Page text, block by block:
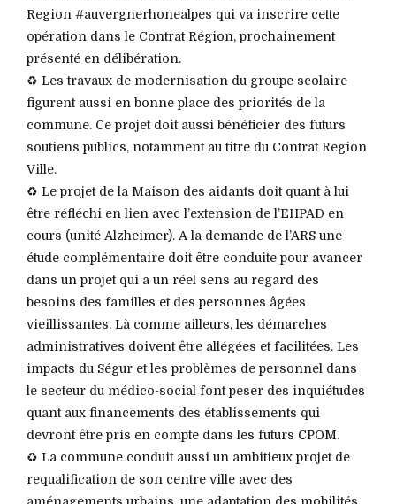
Region #auvergnerhonealpes qui va inscrire cette
opération dans le Contrat Région, prochainement
présenté en délibération.
♻️ Les travaux de modernisation du groupe scolaire
figurent aussi en bonne place des priorités de la
commune. Ce projet doit aussi bénéficier des futurs
soutiens publics, notamment au titre du Contrat Region
Ville.
♻️ Le projet de la Maison des aidants doit quant à lui
être réfléchi en lien avec l’extension de l’EHPAD en
cours (unité Alzheimer). A la demande de l’ARS une
étude complémentaire doit être conduite pour avancer
dans un projet qui a un réel sens au regard des
besoins des familles et des personnes âgées
vieillissantes. Là comme ailleurs, les démarches
administratives doivent être allégées et facilitées. Les
impacts du Ségur et les problèmes de personnel dans
le secteur du médico-social font peser des inquiétudes
quant aux financements des établissements qui
devront être pris en compte dans les futurs CPOM.
♻️ La commune conduit aussi un ambitieux projet de
requalification de son centre ville avec des